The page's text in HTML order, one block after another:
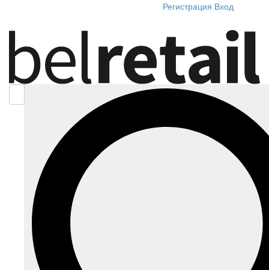
Регистрация Вход